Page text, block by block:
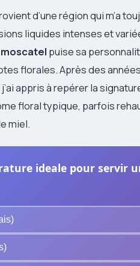
d’une région qui m’a
liquides intenses et
moscatel puise sa
florales. Après des
appris à repérer la
floral typique, parfois
miel.
ideale pour servir